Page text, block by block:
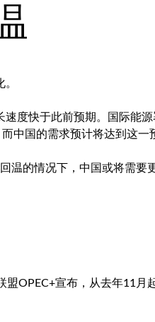
度快于此前预期。国际能
中国的需求预计将达到这一
温的情况下，中国或将需要
OPEC+宣布，从去年11月